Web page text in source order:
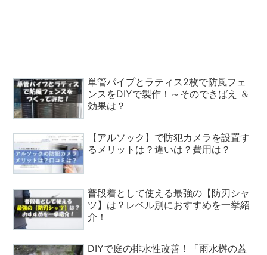
単管パイプとラティス2枚で防風フェ
ンスをDIYで製作！～そのできばえ ＆
効果は？
【アルソック】で防犯カメラを設置す
るメリットは？違いは？費用は？
普段着として使える最強の【防刃シャ
ツ】は？レベル別におすすめを一挙紹
介！
DIYで庭の排水性改善！「雨水桝の蓋